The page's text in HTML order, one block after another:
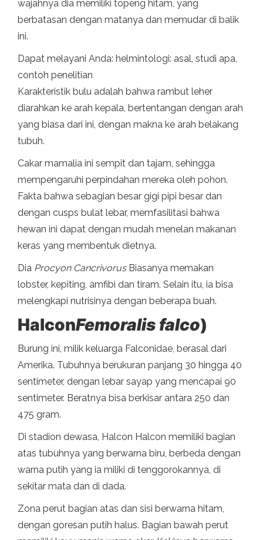
wajahnya dia memiliki topeng hitam, yang
berbatasan dengan matanya dan memudar di balik
ini.
Dapat melayani Anda: helmintologi: asal, studi apa,
contoh penelitian
Karakteristik bulu adalah bahwa rambut leher
diarahkan ke arah kepala, bertentangan dengan arah
yang biasa dari ini, dengan makna ke arah belakang
tubuh.
Cakar mamalia ini sempit dan tajam, sehingga
mempengaruhi perpindahan mereka oleh pohon.
Fakta bahwa sebagian besar gigi pipi besar dan
dengan cusps bulat lebar, memfasilitasi bahwa
hewan ini dapat dengan mudah menelan makanan
keras yang membentuk dietnya.
Dia Procyon CancrivorusBiasanya memakan
lobster, kepiting, amfibi dan tiram. Selain itu, ia bisa
melengkapi nutrisinya dengan beberapa buah.
HalconFemoralis falco)
Burung ini, milik keluarga Falconidae, berasal dari
Amerika. Tubuhnya berukuran panjang 30 hingga 40
sentimeter, dengan lebar sayap yang mencapai 90
sentimeter. Beratnya bisa berkisar antara 250 dan
475 gram.
Di stadion dewasa, Halcon Halcon memiliki bagian
atas tubuhnya yang berwarna biru, berbeda dengan
warna putih yang ia miliki di tenggorokannya, di
sekitar mata dan di dada.
Zona perut bagian atas dan sisi berwarna hitam,
dengan goresan putih halus. Bagian bawah perut